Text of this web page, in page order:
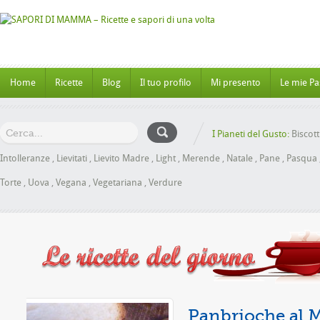
Home Ricette Blog Il tuo profilo Mi presento Le mie
I Pianeti del Gusto:
Intolleranze , Lievitati , Lievito Madre , Light , Merende , Natale , Pane , Pasqua
Torte , Uova , Vegana , Vegetariana , Verdure
senza